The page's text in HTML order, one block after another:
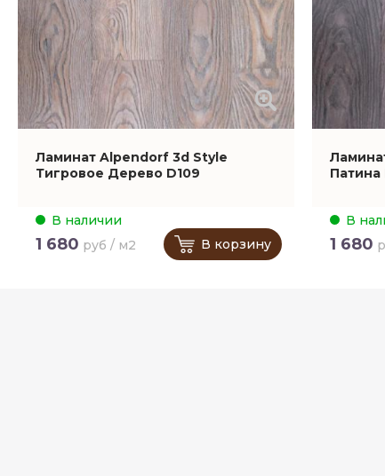
Ламинат Alpendorf 3d Style
Тигровое Дерево D109
В наличии
1 680 руб / м2 В корзину
Патина
В
1 680